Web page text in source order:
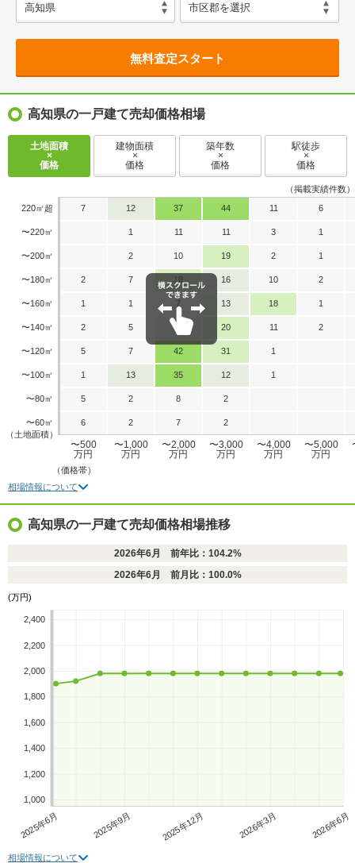
無料査定スタート
高知県の一戸建て売却価格相場
土地面積
×
価格
建物面積
×
価格
築年数
×
価格
駅徒歩
×
価格
（掲載実績件数）
220㎡超
〜220㎡
〜200㎡
〜180㎡
〜160㎡
〜140㎡
〜120㎡
〜100㎡
〜80㎡
〜60㎡
（土地面積）
7 12 37 44 11 6
1 11 11 3 1
2 10 19 2 1
2 7 18 16 10 2
1 1 7 13 18 1
2 5 15 20 11 2
5 7 42 31 1
1 13 35 12 1
5 2 8 2
6 2 7 2
〜500
万円
〜1,000
万円
〜2,000
万円
〜3,000
万円
〜4,000
万円
〜5,000
万円
（価格帯）
相場情報について
高知県の一戸建て売却価格相場推移
2026年6月 前年比：104.2%
2026年6月 前月比：100.0%
2025年6月 2025年9月 2025年12月 2026年3月 2026年6月
(万円)
2,400
2,200
2,000
1,800
1,600
1,400
1,200
1,000
相場情報について